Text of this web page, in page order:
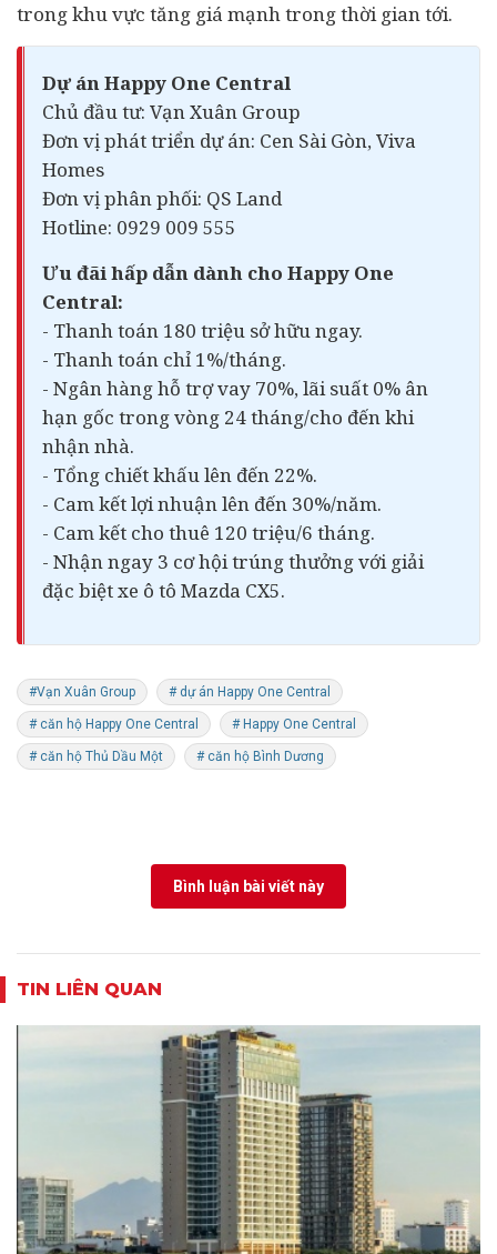
trong khu vực tăng giá mạnh trong thời gian tới.
Dự án Happy One Central
Chủ đầu tư: Vạn Xuân Group
Đơn vị phát triển dự án: Cen Sài Gòn, Viva
Homes
Đơn vị phân phối: QS Land
Hotline: 0929 009 555
Ưu đãi hấp dẫn dành cho Happy One
Central:
- Thanh toán 180 triệu sở hữu ngay.
- Thanh toán chỉ 1%/tháng.
- Ngân hàng hỗ trợ vay 70%, lãi suất 0% ân
hạn gốc trong vòng 24 tháng/cho đến khi
nhận nhà.
- Tổng chiết khấu lên đến 22%.
- Cam kết lợi nhuận lên đến 30%/năm.
- Cam kết cho thuê 120 triệu/6 tháng.
- Nhận ngay 3 cơ hội trúng thưởng với giải
đặc biệt xe ô tô Mazda CX5.
#Vạn Xuân Group # dự án Happy One Central
# căn hộ Happy One Central # Happy One Central
# căn hộ Thủ Dầu Một # căn hộ Bình Dương
Bình luận bài viết này
TIN LIÊN QUAN